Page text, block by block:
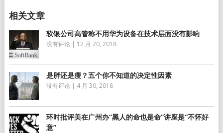
软银公司高管称不用华为设备在技术层面没有影响
没有评论 | 12 月 20, 2018
是胖还是瘦？五个你不知道的决定性因素
没有评论 | 4 月 30, 2018
环时批评美在广州办“黑人的命也是命”讲座是“不怀好
意”